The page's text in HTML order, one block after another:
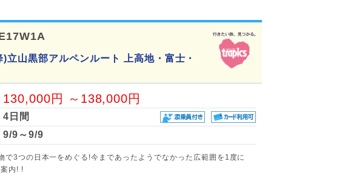
山黒部アルペンルート 上高地・富士・
130,000円 ～138,000円
4日間
9/9～9/9
3つの日本一をめぐる!今まであったようでなかった広範囲を1度に
内! !